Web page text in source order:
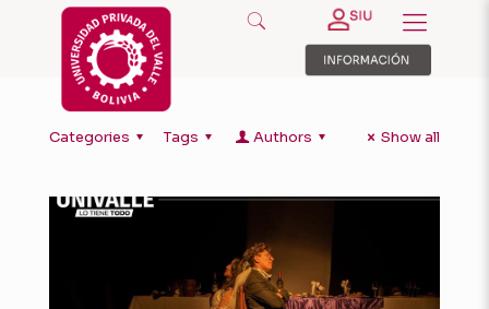
Categories Tags Authors Show all